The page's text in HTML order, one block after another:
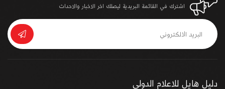
اشترك في القائمة البريدية ليصلك اخر الاخبار والاحداث
دليل هايل للاعلام الدولي